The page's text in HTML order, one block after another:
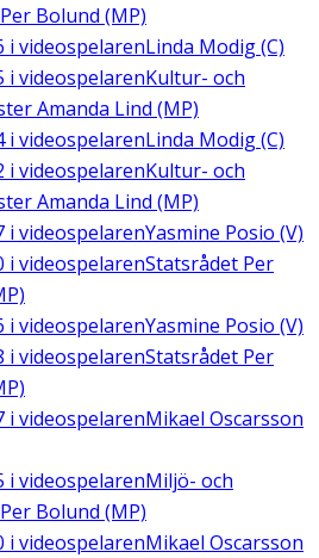
Bolund (MP)
i videospelarenLinda Modig (C)
i videospelarenKultur- och
Amanda Lind (MP)
i videospelarenLinda Modig (C)
i videospelarenKultur- och
Amanda Lind (MP)
i videospelarenYasmine Posio (V)
i videospelarenStatsrådet Per
i videospelarenYasmine Posio (V)
i videospelarenStatsrådet Per
i videospelarenMikael Oscarsson
i videospelarenMiljö- och
Bolund (MP)
i videospelarenMikael Oscarsson